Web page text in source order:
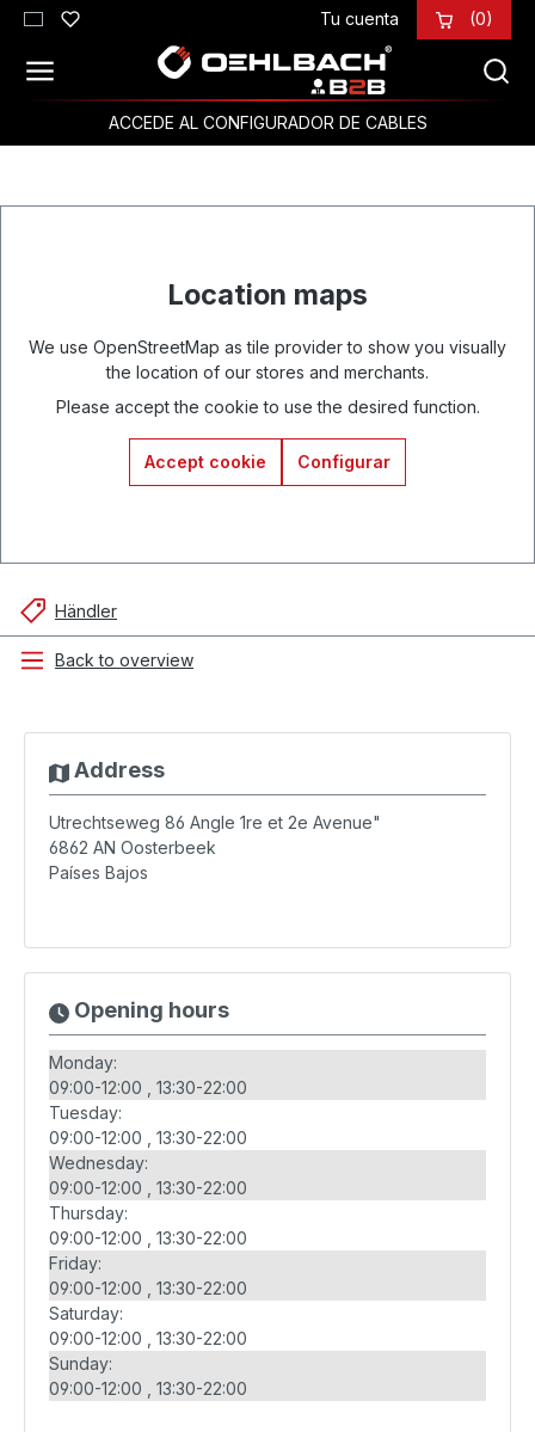
Saltar al contenido principal Tu cuenta (0)
ACCEDE AL CONFIGURADOR DE CABLES
Location maps
We use OpenStreetMap as tile provider to show you visually
the location of our stores and merchants.
Please accept the cookie to use the desired function.
Accept cookie Configurar
Händler
Back to overview
Address
Utrechtseweg 86 Angle 1re et 2e Avenue"
6862 AN Oosterbeek
Países Bajos
Opening hours
Monday:
09:00-12:00
13:30-22:00
Tuesday:
09:00-12:00
13:30-22:00
Wednesday:
09:00-12:00
13:30-22:00
Thursday:
09:00-12:00
13:30-22:00
Friday:
09:00-12:00
13:30-22:00
Saturday:
09:00-12:00
13:30-22:00
Sunday:
09:00-12:00
13:30-22:00